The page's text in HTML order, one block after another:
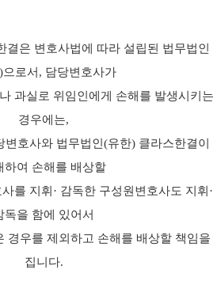
결은 변호사법에 따라 설립된 법무법인
으로서, 담당변호사가
과실로 위임인에게 손해를 발생시키는
경우에는,
호사와 법무법인(유한) 클라스한결이
하여 손해를 배상할
를 지휘· 감독한 구성원변호사도 지휘·
독을 함에 있어서
경우를 제외하고 손해를 배상할 책임을
집니다.